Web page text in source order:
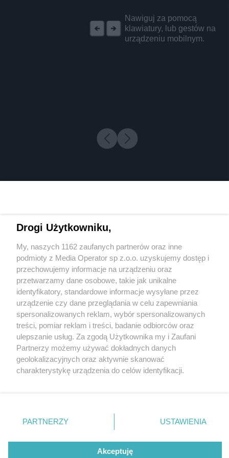
Nawiguj za pomocą
klawiatury, lub gestów na
urządzeniu mobilnym.
1 / 0
Wydawca mediów lokalnych
Nie zapomnij
zapoznać się z:
polityką prywatności
Twojemiasto
Piekary Śląskie
Chorzów
Tarnowskie Góry
Gliwice
Skontakuj sięz nami
Kontakt
Redakcja
Newsletter
Drogi Użytkowniku,
My, naszych 1162 zaufanych partnerów oraz inne
podmioty z Media Operator sp z.o.o. uzyskujemy dostęp i
przechowujemy informacje na urządzeniu oraz
przetwarzamy dane osobowe, takie jak unikalne
identyfikatory, standardowe informacje wysyłane przez
urządzenie czy dane przeglądania w celu zapewniania
spersonalizowanych reklam, wybór spersonalizowanych
treści, pomiar reklam i treści, badanie odbiorców oraz
ulepszanie usług. Za zgodą Użytkownika my i Zaufani
Partnerzy możemy używać dokładnych danych
geolokalizacyjnych oraz aktywnie skanować
charakterystykę urządzenia do celów identyfikacji.
zmienić/wycofać klikając przycisk ustawień prywatności
znajdujący się w lewym dolnym rogu strony
rodzaje przetwarzania danych nie wymagają zgody
użytkownika, ale masz prawo sprzeciwić się takiemu
PARTNERZY USTAWIENIA
Akceptuję